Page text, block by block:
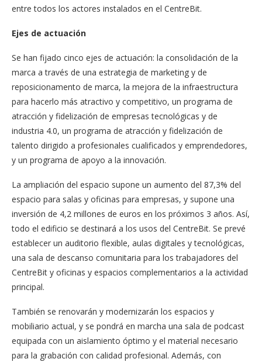
entre todos los actores instalados en el CentreBit.
Ejes de actuación
Se han fijado cinco ejes de actuación: la consolidación de la
marca a través de una estrategia de marketing y de
reposicionamento de marca, la mejora de la infraestructura
para hacerlo más atractivo y competitivo, un programa de
atracción y fidelización de empresas tecnológicas y de
industria 4.0, un programa de atracción y fidelización de
talento dirigido a profesionales cualificados y emprendedores,
y un programa de apoyo a la innovación.
La ampliación del espacio supone un aumento del 87,3% del
espacio para salas y oficinas para empresas, y supone una
inversión de 4,2 millones de euros en los próximos 3 años. Así,
todo el edificio se destinará a los usos del CentreBit. Se prevé
establecer un auditorio flexible, aulas digitales y tecnológicas,
una sala de descanso comunitaria para los trabajadores del
CentreBit y oficinas y espacios complementarios a la actividad
principal.
También se renovarán y modernizarán los espacios y
mobiliario actual, y se pondrá en marcha una sala de podcast
equipada con un aislamiento óptimo y el material necesario
para la grabación con calidad profesional. Además, con